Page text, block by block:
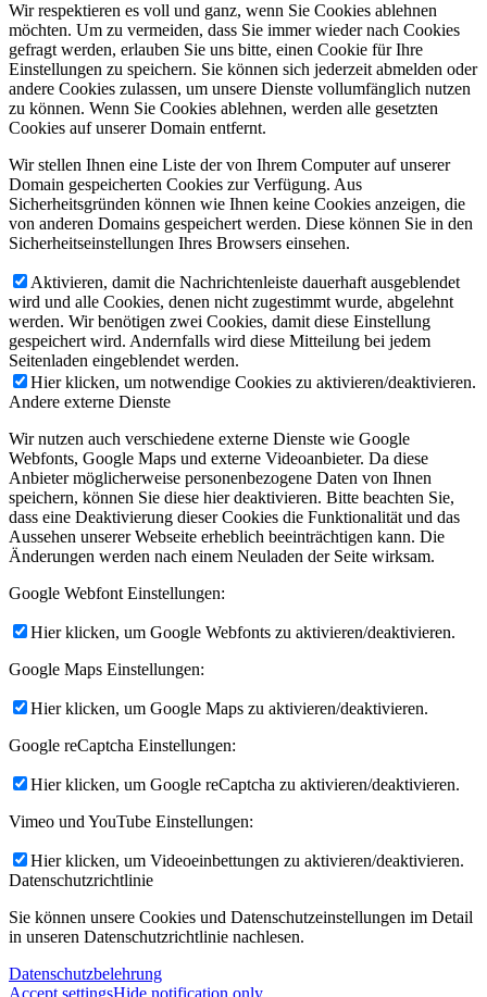
Wir respektieren es voll und ganz, wenn Sie Cookies ablehnen
möchten. Um zu vermeiden, dass Sie immer wieder nach Cookies
gefragt werden, erlauben Sie uns bitte, einen Cookie für Ihre
Einstellungen zu speichern. Sie können sich jederzeit abmelden oder
andere Cookies zulassen, um unsere Dienste vollumfänglich nutzen
zu können. Wenn Sie Cookies ablehnen, werden alle gesetzten
Cookies auf unserer Domain entfernt.
Wir stellen Ihnen eine Liste der von Ihrem Computer auf unserer
Domain gespeicherten Cookies zur Verfügung. Aus
Sicherheitsgründen können wie Ihnen keine Cookies anzeigen, die
von anderen Domains gespeichert werden. Diese können Sie in den
Sicherheitseinstellungen Ihres Browsers einsehen.
Aktivieren, damit die Nachrichtenleiste dauerhaft ausgeblendet
wird und alle Cookies, denen nicht zugestimmt wurde, abgelehnt
werden. Wir benötigen zwei Cookies, damit diese Einstellung
gespeichert wird. Andernfalls wird diese Mitteilung bei jedem
Seitenladen eingeblendet werden.
Hier klicken, um notwendige Cookies zu aktivieren/deaktivieren.
Andere externe Dienste
Wir nutzen auch verschiedene externe Dienste wie Google
Webfonts, Google Maps und externe Videoanbieter. Da diese
Anbieter möglicherweise personenbezogene Daten von Ihnen
speichern, können Sie diese hier deaktivieren. Bitte beachten Sie,
dass eine Deaktivierung dieser Cookies die Funktionalität und das
Aussehen unserer Webseite erheblich beeinträchtigen kann. Die
Änderungen werden nach einem Neuladen der Seite wirksam.
Google Webfont Einstellungen:
Hier klicken, um Google Webfonts zu aktivieren/deaktivieren.
Google Maps Einstellungen:
Hier klicken, um Google Maps zu aktivieren/deaktivieren.
Google reCaptcha Einstellungen:
Hier klicken, um Google reCaptcha zu aktivieren/deaktivieren.
Vimeo und YouTube Einstellungen:
Hier klicken, um Videoeinbettungen zu aktivieren/deaktivieren.
Datenschutzrichtlinie
Sie können unsere Cookies und Datenschutzeinstellungen im Detail
in unseren Datenschutzrichtlinie nachlesen.
Datenschutzbelehrung